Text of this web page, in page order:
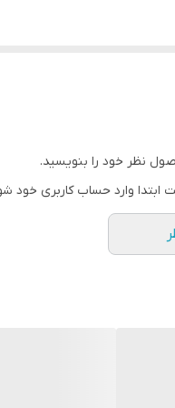
با سازمان ها، مراکز خصوصی
نظر خود را بنویسید.
ابتدا وارد حساب کاربری خود